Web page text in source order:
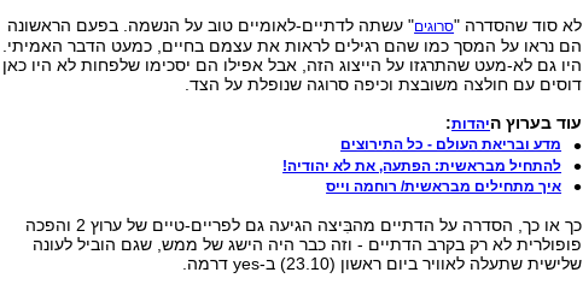
לא סוד שהסדרה "סרוגים" עשתה לדתיים-לאומיים טוב על הנשמה. בפעם הראשונה
הם נראו על המסך כמו שהם רגילים לראות את עצמם בחיים, כמעט הדבר האמיתי.
היו גם לא-מעט שהתרגזו על הייצוג הזה, אבל אפילו הם יסכימו שלפחות לא היו כאן
דוסים עם חולצה משובצת וכיפה סרוגה שנופלת על הצד.
עוד בערוץ היהדות:
מדע ובריאת העולם - כל התירוצים
להתחיל מבראשית: הפתעה, את לא יהודיה!
איך מתחילים מבראשית/ רוחמה וייס
כך או כך, הסדרה על הדתיים מהבִּיצה הגיעה גם לפריים-טיים של ערוץ 2 והפכה
פופולרית לא רק בקרב הדתיים - וזה כבר היה הישג של ממש, שגם הוביל לעונה
שלישית שתעלה לאוויר ביום ראשון (23.10) ב-yes דרמה.